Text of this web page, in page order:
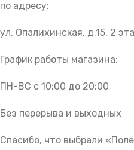
по адресу:
ул. Опалихинская, д.15, 2
График работы магазина:
ПН-ВС с 10:00 до 20:00
Без перерыва и выходных
Спасибо, что выбрали